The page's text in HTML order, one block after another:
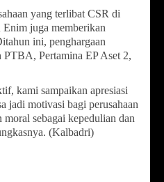
yang terlibat CSR di
juga memberikan
ini, penghargaan
PTBA, Pertamina EP Aset 2,
kami sampaikan apresiasi
jadi motivasi bagi perusahaan
sebagai kepedulian dan
(Kalbadri)